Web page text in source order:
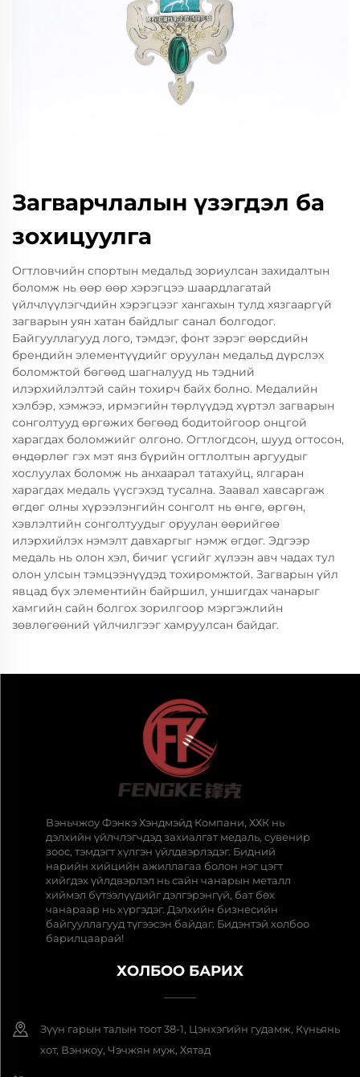
Загварчлалын үзэгдэл ба
зохицуулга
Огтловчийн спортын медальд зориулсан захидалтын
боломж нь өөр өөр хэрэгцээ шаардлагатай
үйлчлүүлэгчдийн хэрэгцээг хангахын тулд хязгааргүй
загварын уян хатан байдлыг санал болгодог.
Байгууллагууд лого, тэмдэг, фонт зэрэг өөрсдийн
брендийн элементүүдийг оруулан медальд дүрслэх
боломжтой бөгөөд шагналууд нь тэдний
илэрхийлэлтэй сайн тохирч байх болно. Медалийн
хэлбэр, хэмжээ, ирмэгийн төрлүүдэд хүртэл загварын
сонголтууд өргөжих бөгөөд бодитойгоор онцгой
харагдах боломжийг олгоно. Огтлогдсон, шууд огтосон,
өндөрлөг гэх мэт янз бүрийн огтлолтын аргуудыг
хослуулах боломж нь анхаарал татахуйц, ялгаран
харагдах медаль үүсгэхэд тусална. Заавал хавсаргаж
өгдөг олны хүрээлэнгийн сонголт нь өнгө, өргөн,
хэвлэлтийн сонголтуудыг оруулан өөрийгөө
илэрхийлэх нэмэлт давхаргыг нэмж өгдөг. Эдгээр
медаль нь олон хэл, бичиг үсгийг хүлээн авч чадах тул
олон улсын тэмцээнүүдэд тохиромжтой. Загварын үйл
явцад бүх элементийн байршил, уншигдах чанарыг
хамгийн сайн болгох зорилгоор мэргэжлийн
зөвлөгөөний үйлчилгээг хамруулсан байдаг.
Вэньчжоу Фэнкэ Хэндмэйд Компани, ХХК нь
дэлхийн үйлчлэгчдэд захиалгат медаль, сувенир
зоос, тэмдэгт хүлгэн үйлдвэрлэдэг. Бидний
нарийн хийцийн ажиллагаа болон нэг цэгт
хийгдэх үйлдвэрлэл нь сайн чанарын металл
хиймэл бүтээлүүдийг дэлгэрэнгүй, бат бөх
чанараар нь хүргэдэг. Дэлхийн бизнесийн
байгууллагууд түгээсэн байдаг. Бидэнтэй холбоо
барилцаарай!
ХОЛБОО БАРИХ
Зүүн гарын талын тоот 38-1, Цэнхэгийн гудамж, Күньянь
хот, Вэнжоу, Чэчжян муж, Хятад